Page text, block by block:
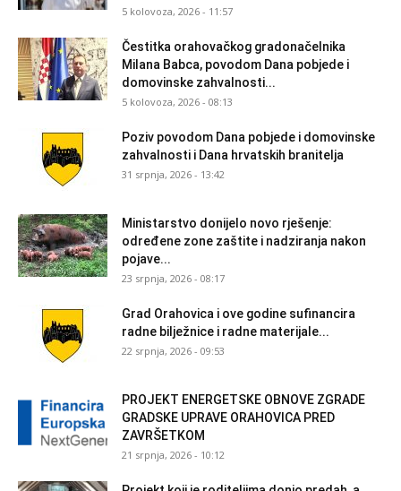
5 kolovoza, 2026 - 11:57
Čestitka orahovačkog gradonačelnika
Milana Babca, povodom Dana pobjede i
domovinske zahvalnosti...
5 kolovoza, 2026 - 08:13
Poziv povodom Dana pobjede i domovinske
zahvalnosti i Dana hrvatskih branitelja
31 srpnja, 2026 - 13:42
Ministarstvo donijelo novo rješenje:
određene zone zaštite i nadziranja nakon
pojave...
23 srpnja, 2026 - 08:17
Grad Orahovica i ove godine sufinancira
radne bilježnice i radne materijale...
22 srpnja, 2026 - 09:53
PROJEKT ENERGETSKE OBNOVE ZGRADE
GRADSKE UPRAVE ORAHOVICA PRED
ZAVRŠETKOM
21 srpnja, 2026 - 10:12